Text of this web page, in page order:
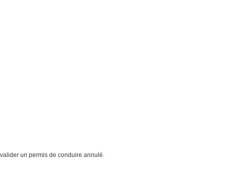
un permis de conduire annulé.